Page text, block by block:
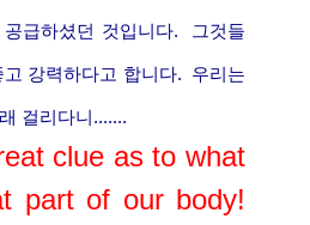
급하셨던 것입니다. 그것들
강력하다고 합니다. 우리는
걸리다니.......
clue as to what
part of our body!